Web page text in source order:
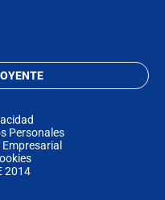
Personales
2014